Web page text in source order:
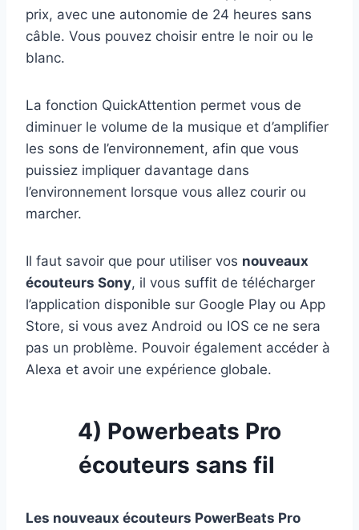
prix, avec une autonomie de 24 heures sans
câble. Vous pouvez choisir entre le noir ou le
blanc.
La fonction QuickAttention permet vous de
diminuer le volume de la musique et d’amplifier
les sons de l’environnement, afin que vous
puissiez impliquer davantage dans
l’environnement lorsque vous allez courir ou
marcher.
Il faut savoir que pour utiliser vos nouveaux
écouteurs Sony, il vous suffit de télécharger
l’application disponible sur Google Play ou App
Store, si vous avez Android ou IOS ce ne sera
pas un problème. Pouvoir également accéder à
Alexa et avoir une expérience globale.
4) Powerbeats Pro
écouteurs sans fil
Les nouveaux écouteurs PowerBeats Pro